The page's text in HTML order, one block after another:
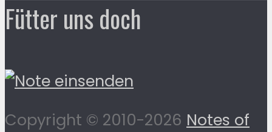
Fütter uns doch
Copyright © 2010-2026 Notes of